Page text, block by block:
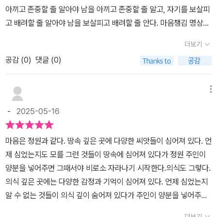
관할 때 따뜻한 햇살이 비추었고, 그 때 아버지가 곁에 계시는 듯한 느
낌을 받았다고 한다. 나는 정말로 아버지가 곁에서 함께 하셨을 것이
기 힘든 슬픔과 상실을 겪을 것이다. 누구나 피할 수 없는 일이다. 그
버리는 것은 떠나간 사람이 원하는 일이 아닐 것이다. 그보다는 땅에
전히 공기 중에 있는 것처럼 우리 또한 상태의 변화를 겪을 뿐 죽음이
존재의 끝을 의미하지 않는다는 사실을 기억하는 것이 좋지 않을까.
우리의 부모님과 조상들이 우리 몸의 모든 세포 속에 살아있으며, 우
리는 언제까지나 연결되어 있다는 사실을 알게 되면 슬픔과 상실에
잠식되는 대신 고통 속에서 행복이라는 연꽃을 피워낼 수 있을 것이
다. 틱낫한 스님은 타계하셨지만, 지금도 우리에게 인생의 지혜를 전
해 주시며 생생하게 살아계신 것처럼 말이다. <책 속의 문장>이 책에
는 필사하기 좋은 문장들이 많이 담겨 있다. 책을 읽으며 좋은 구절들
수 있을까? 틱낫한 스님의 지혜는 바로 생명은 경계가 없으며, 시간
은 영원히 머물러 자유로움을 선사한다는 걸 알려준다.공기가 눈에
에 보이지 않는다고 존재하지 않는 것이 아니다. 물은 우리 주위에 다
양한 형태로 존재한다. 다만 우리 눈에 보이지 않을 뿐이다. 정말 중요
한 것들은 우리가 인식하지 못한 상태로 존재하며, 우리 삶에 필수적
인 것들이다.눈에 보이는 것만 믿는 사람들이 있으며, 믿는대로 세상
을 보는 사람들도 있다. 틱낫한 스님의 가르침은 믿는대로 세상은 보
인다는 가르침에 가깝다. 수증기가 보이지 않기 때문에 수증기의 존
재를 믿지 않을 것인가? 수증기가 있다는 것을 알았다면 보이지 않더
라도 있는 것이다.사랑하는 사람과의 이별도 마찬가지이다. 사랑하는
사람이 내 인생에서 육체만 사라졌을 뿐 어떤 형태로든 내 주위에 남
아있음을 인식하는 것이 중요하다. 사라졌다고 믿고 내 인생에서 그
들을 떠올려주지 않는다면 그들은 영원히 사라질 것이다. 어떤 형태
로든 내 주위에 남아있음을 깨닫는 것, 그로 통해 상실과 슬픔을 극복
순서가 되면 받는다.기다릴 필요도 없이 장례지도사가 예상해 준시간
에 다시 모여 받는 시스템.그래도 안이 어느 정도는 개방형 주방처럼
볼 수 있기에 안에서 처리되는 상황을 알 수 있다.유골이 분쇄되어 나
오면 망자의 임플란트 라던지금속들이나 신체보철들은 따로 챙겨주
만의 유골분이라고만은 보기 어려운 구조다.즉, 그 공간에 모인 모두
의 유골은 얼마간이라도 다 섞여버린다.그걸 각자 담아 왔던 길로 돌
아가는 반대 순서만이 남을 뿐.흙을 보면 무엇이 무엇인지 구분 가능
한가?사람은 몸 상당수가 수분으로 구성됐으니 우리는 훍이 아닌 물
이라고 해야하나?틱낫한 스님은 슬퍼하지 말라고 다독인다.왜냐면,
죽은 이가 산자의 슬픔을 원치 않는다며.그말에 동의한다. 보이지 않
지만 죽어 떠난 누가 자신을 그리워하라 하겠는가.그리움은 산자의
몫.우리가 충분히 상상할 수 있는 언어를 구사해 스님이 얘기하지만,
아끼고 존중할 줄 알아야 남을 아끼고 존중할 줄 알고, 자기를 보살피
고 배려할 줄 알아야 남을 보살피고 배려할 줄 안다. 마음챙김 명상은
라는 양대 기둥의 단단한 토대가 된다. 평소에 꾸준히 마음챙김을 수
행하면 과거의 슬픔이나 미래의 불안감 같은 부정적인 감정과 번잡한
생각을 지울 수 있다. ​세계적인 불교 지도자이자 명상 마스터인 틱낫
한은 『마음은 사라지지 않는다』(알에이치코리아, 2025)에서 상실의
매우 유연한 방식으로 마음챙김의 걷기, 마음챙김의 호흡, 마음챙김
의 바라보기, 마음챙김의 듣기 등에 대해 알려준다. 금강스님의 말대
로, '온전히 걷는 법, 숨 쉬는 법, 먹는 법, 땅과 나무와 새들을 만나는
법, 깨달음을 전하는 법까지' 얻어갈 수 있다. 틱낫한 선사가 '세상에
마음챙김을 가르치고 슬픔을 위로하는 부처'로 일컬어지는 이유를 재
확인할 수 있다. ​스트레스와 슬픔의 시간 속에서 걷기 명상은 몸과 마
음의 평화와 고요를 되찾는 훌륭한 방법이다. 걷기 명상을 통해 우리
는 두려움과 슬픔을 떨쳐버리고 살아갈 힘을 얻는다. 요령은 호흡과
더보기
공감 (0) 댓글 (0)
- 2025-05-16
마음은 정원과 같다. 땅속 깊은 곳에 다양한 씨앗들이 심어져 있다. 언
제 심었는지도 모를 그런 것들이 땅속에 심어져 있다가 정원 주인이
양분을 넣어주면 그때서야 비로소 자라나기 시작한다.의식도 그렇다.
의식 깊은 곳에는 다양한 감정과 기억이 심어져 있다. 언제 심었는지
알 수 없는 것들이 의식 깊이 숨어져 있다가 주인이 양분을 넣어주면